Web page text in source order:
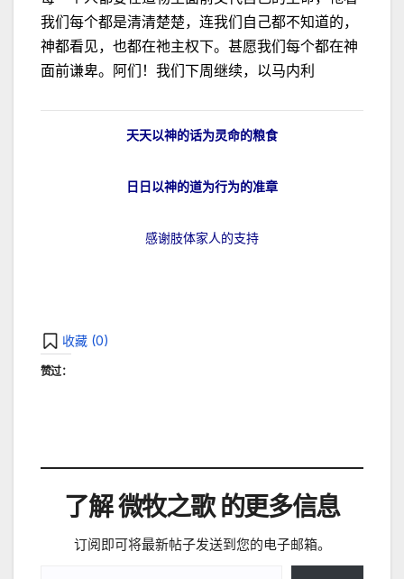
我们每个都是清清楚楚，连我们自己都不知道的，
神都看见，也都在祂主权下。甚愿我们每个都在神
面前谦卑。阿们！我们下周继续，以马内利
天天以神的话为灵命的粮食
日日以神的道为行为的准章
感谢肢体家人的支持
收藏 (0)
赞过：
了解 微牧之歌 的更多信息
订阅即可将最新帖子发送到您的电子邮箱。